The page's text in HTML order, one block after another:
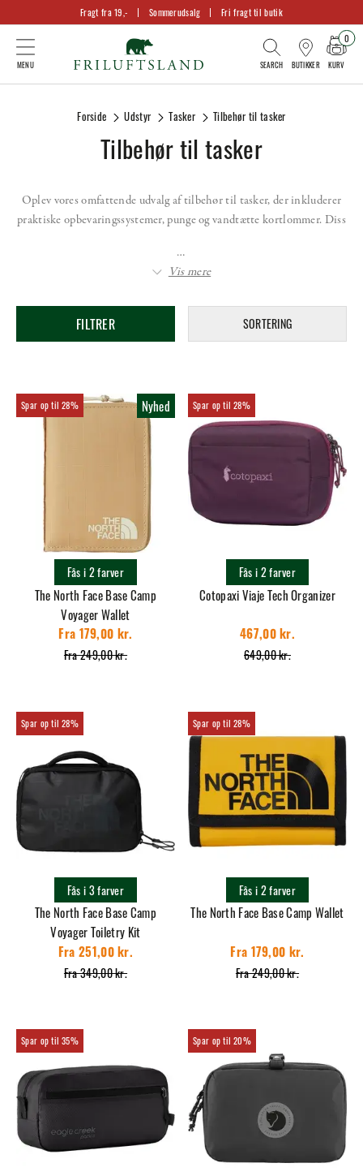
Fragt fra 19,- Sommerudsalg Fri fragt til butik
BUTIKKER KURV
0
Tilbehør til tasker
Forside Udstyr Tasker Tilbehør til tasker
Oplev vores omfattende udvalg af tilbehør til tasker, der inkluderer
praktiske opbevaringssystemer, punge og vandtætte kortlommer. Diss
…
Vis mere
FILTRER SORTERING
28% Nyhed
The North Face Base Camp
Voyager Wallet
Fra 249,00 kr.
Fra 179,00 kr.
Fås i 2 farver
28%
Cotopaxi Viaje Tech Organizer
649,00 kr.
467,00 kr.
Fås i 2 farver
28%
The North Face Base Camp
Voyager Toiletry Kit
Fra 349,00 kr.
Fra 251,00 kr.
Fås i 3 farver
28%
The North Face Base Camp Wallet
Fra 249,00 kr.
Fra 179,00 kr.
Fås i 2 farver
35% 20%